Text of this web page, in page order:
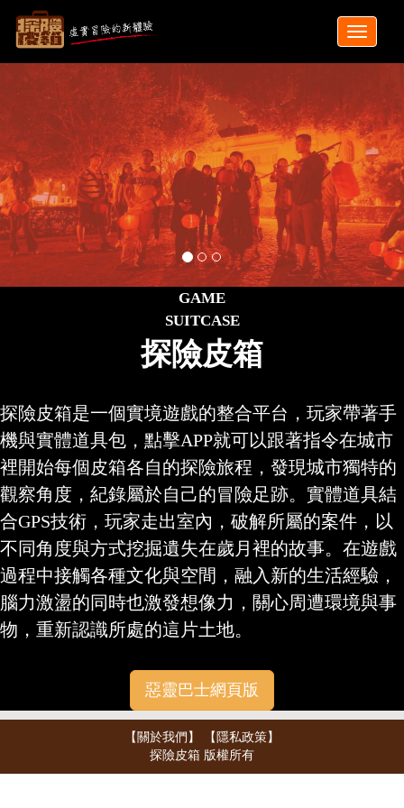
GAME
SUITCASE
探險皮箱
探險皮箱是一個實境遊戲的整合平台，玩家帶著手
機與實體道具包，點擊APP就可以跟著指令在城市
裡開始每個皮箱各自的探險旅程，發現城市獨特的
觀察角度，紀錄屬於自己的冒險足跡。實體道具結
合GPS技術，玩家走出室內，破解所屬的案件，以
不同角度與方式挖掘遺失在歲月裡的故事。在遊戲
過程中接觸各種文化與空間，融入新的生活經驗，
腦力激盪的同時也激發想像力，關心周遭環境與事
物，重新認識所處的這片土地。
惡靈巴士網頁版
【關於我們】
【隱私政策】
探險皮箱 版權所有